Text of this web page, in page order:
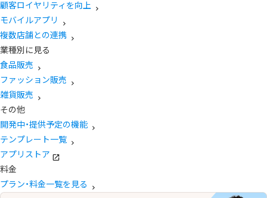
顧客ロイヤリティを向上
モバイルアプリ
複数店舗との連携
業種別に見る
食品販売
ファッション販売
雑貨販売
その他
開発中・提供予定の機能
テンプレート一覧
アプリストア
料金
プラン・料金一覧を見る